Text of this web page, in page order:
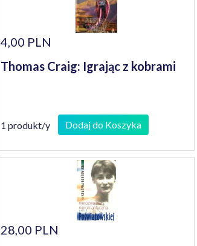
4,00 PLN
Thomas Craig: Igrając z kobrami
1 produkt/y Dodaj do Koszyka
28,00 PLN